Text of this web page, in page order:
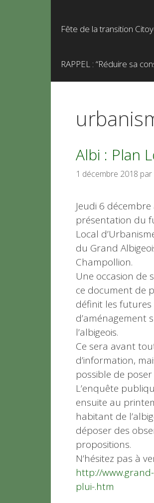
Fête de la transition
RAPPEL : “Réduire sa
Albi : Plan
1 décembre 2018 par
Jeudi 6
présentation du
Local
du Grand
Champollion.
Une occasion de
ce document de
définit les futures
d’aménagement
l’albigeois.
Ce sera avant
d’information,
possible de
L’enquête
ensuite au
habitant de
déposer des
propositions.
N’hésitez pas à
http://
plui-.htm